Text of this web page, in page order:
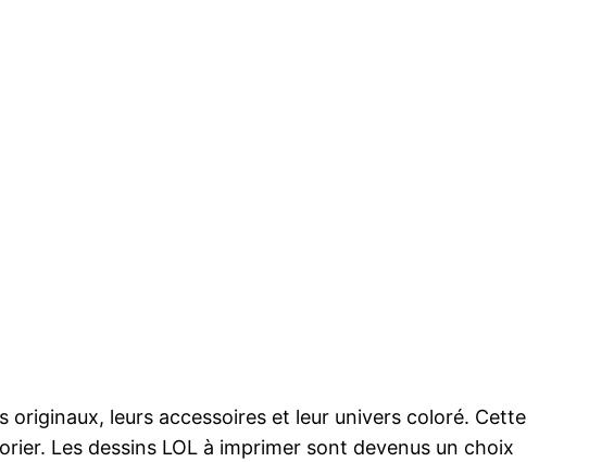
originaux, leurs accessoires et leur univers coloré. Cette
Les dessins LOL à imprimer sont devenus un choix